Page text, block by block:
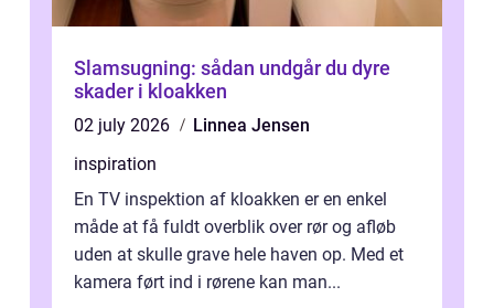
Slamsugning: sådan undgår du dyre
skader i kloakken
02 july 2026
Linnea Jensen
inspiration
En TV inspektion af kloakken er en enkel
måde at få fuldt overblik over rør og afløb
uden at skulle grave hele haven op. Med et
kamera ført ind i rørene kan man...